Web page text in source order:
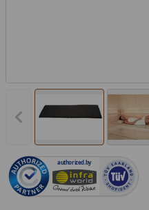
Vorheriges Bild anzeigen
authorized.by